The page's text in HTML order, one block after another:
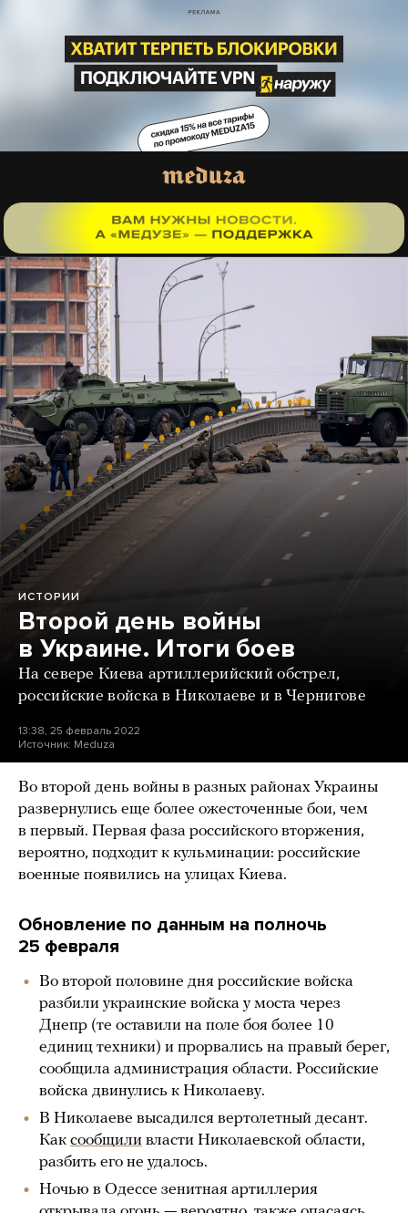
ИСТОРИИ
Второй день войны
в Украине. Итоги боев
На севере Киева артиллерийский обстрел,
российские войска в Николаеве и в Чернигове
13:38, 25 февраль 2022
Источник: Meduza
Во второй день войны в разных районах Украины
развернулись еще более ожесточенные бои, чем
в первый. Первая фаза российского вторжения,
вероятно, подходит к кульминации: российские
военные появились на улицах Киева.
Обновление по данным на полночь
25 февраля
Во второй половине дня российские войска
разбили украинские войска у моста через
Днепр (те оставили на поле боя более 10
единиц техники) и прорвались на правый берег,
сообщила администрация области. Российские
войска двинулись к Николаеву.
В Николаеве высадился вертолетный десант.
Как сообщили власти Николаевской области,
разбить его не удалось.
Ночью в Одессе зенитная артиллерия